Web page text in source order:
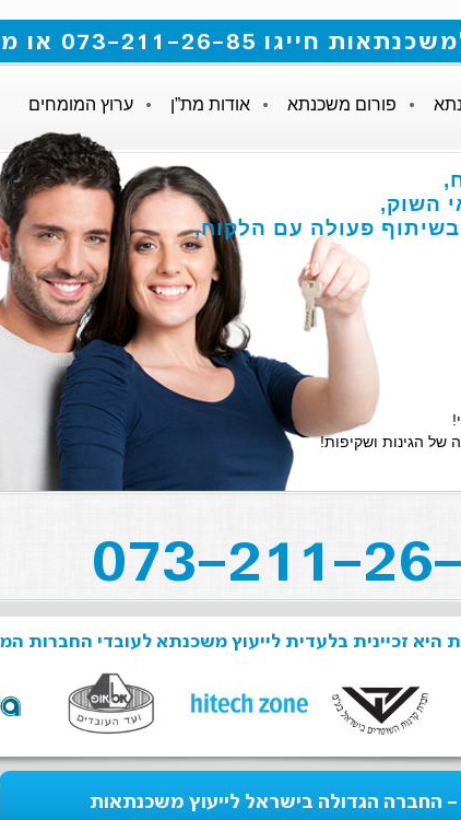
211-26-85 או מלאו את הטופס
פורום משכנתא אודות מת”ן ערוץ המומחים
השוק,
בשיתוף פעולה עם הלקוח,
של הגינות ושקיפות!
זכיינית בלעדית לייעוץ משכנתא לעובדי החברות
החברה הגדולה בישראל לייעוץ משכנתאות